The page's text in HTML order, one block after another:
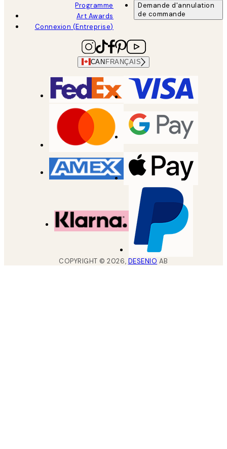
Programme
Art Awards
Connexion (Entreprise)
Demande d'annulation
de commande
CAN FRANÇAIS
COPYRIGHT ©2026, DESENIO AB